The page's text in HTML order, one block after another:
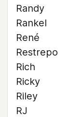
Randy
Rankel
René
Restrepo
Rich
Ricky
Riley
RJ